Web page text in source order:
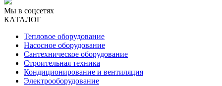
Мы в соцсетях
КАТАЛОГ
Тепловое оборудование
Насосное оборудование
Сантехническое оборудование
Строительная техника
Кондиционирование и вентиляция
Электрооборудование